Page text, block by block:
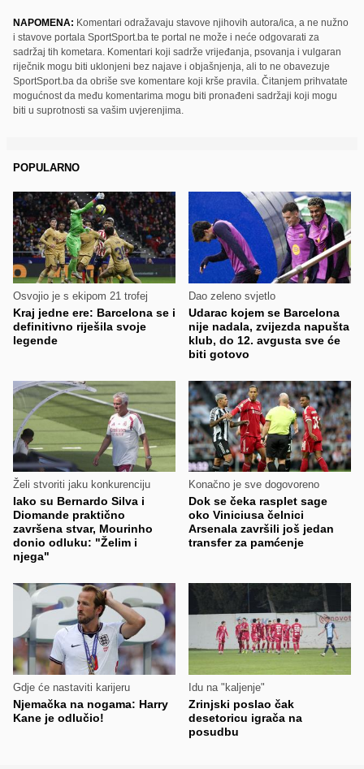
NAPOMENA: Komentari odražavaju stavove njihovih autora/ica, a ne nužno
i stavove portala SportSport.ba te portal ne može i neće odgovarati za
sadržaj tih kometara. Komentari koji sadrže vrijeđanja, psovanja i vulgaran
riječnik mogu biti uklonjeni bez najave i objašnjenja, ali to ne obavezuje
SportSport.ba da obriše sve komentare koji krše pravila. Čitanjem prihvatate
mogućnost da među komentarima mogu biti pronađeni sadržaji koji mogu
biti u suprotnosti sa vašim uvjerenjima.
POPULARNO
Osvojio je s ekipom 21 trofej
Kraj jedne ere: Barcelona se i
definitivno riješila svoje
legende
Dao zeleno svjetlo
Udarac kojem se Barcelona
nije nadala, zvijezda napušta
klub, do 12. avgusta sve će
biti gotovo
Želi stvoriti jaku konkurenciju
Iako su Bernardo Silva i
Diomande praktično
završena stvar, Mourinho
donio odluku: "Želim i
njega"
Konačno je sve dogovoreno
Dok se čeka rasplet sage
oko Viniciusa čelnici
Arsenala završili još jedan
transfer za pamćenje
Gdje će nastaviti karijeru
Njemačka na nogama: Harry
Kane je odlučio!
Idu na "kaljenje"
Zrinjski poslao čak
desetoricu igrača na
posudbu